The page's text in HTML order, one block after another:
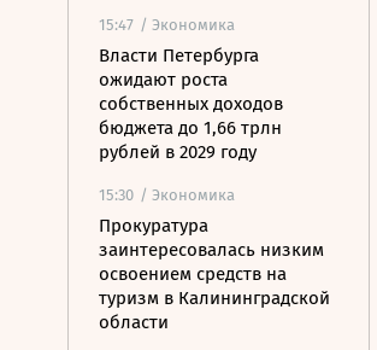
15:47 / Экономика
Власти Петербурга
ожидают роста
собственных доходов
бюджета до 1,66 трлн
рублей в 2029 году
15:30 / Экономика
Прокуратура
заинтересовалась низким
освоением средств на
туризм в Калининградской
области